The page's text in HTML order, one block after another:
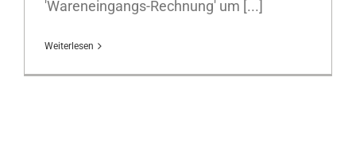
'Wareneingangs-Rechnung' um [...]
Weiterlesen